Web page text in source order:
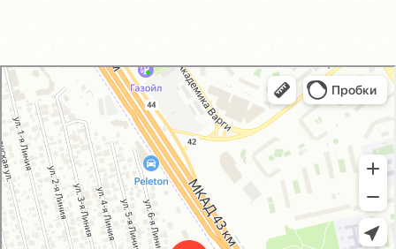
GM-City&VAG-Repair
Автосервис, автотехцентр в Москве
Магазин автозапчастей и автотоваров в Москве